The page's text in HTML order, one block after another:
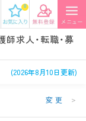
0
師求人・転職・募
(2026年8月10日更新)
変更 ＞